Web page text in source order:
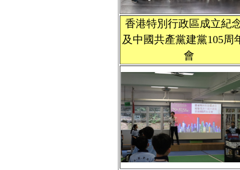
香港特別行政區成立紀
及中國共產黨建黨105周
會